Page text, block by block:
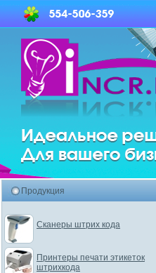
Продукция
Сканеры штрих кода
Принтеры печати этикеток
штрихкода